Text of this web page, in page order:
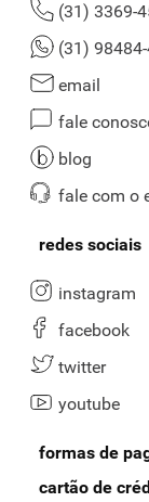
(31) 3369-
(31)
email
fale
blog
fale com o
redes sociais
instagram
facebook
twitter
youtube
formas de
cartão de